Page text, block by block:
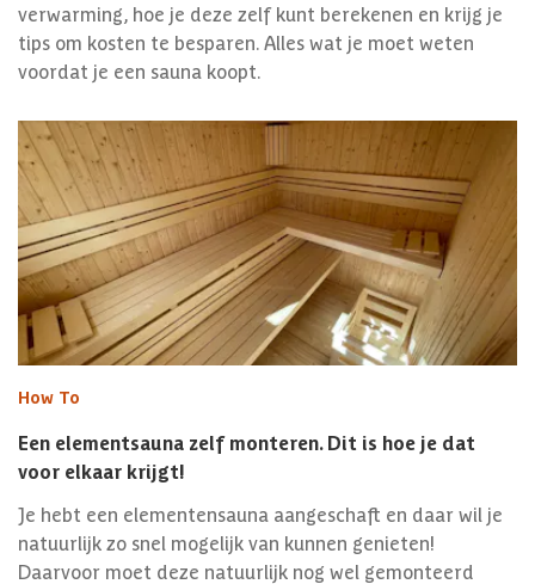
verwarming, hoe je deze zelf kunt berekenen en krijg je
tips om kosten te besparen. Alles wat je moet weten
voordat je een sauna koopt.
How To
Een elementsauna zelf monteren. Dit is hoe je dat
voor elkaar krijgt!
Je hebt een elementensauna aangeschaft en daar wil je
natuurlijk zo snel mogelijk van kunnen genieten!
Daarvoor moet deze natuurlijk nog wel gemonteerd